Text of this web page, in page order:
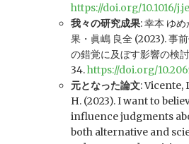
https://doi.org/10.1016/
我々の研究成果: 幸本 ゆ
果・眞嶋 良全 (2023). 事
の錯覚に及ぼす影響の検
34.https://doi.org/
元となった論文: Vicente,
H. (2023). I want to
influence judgments
both alternative and